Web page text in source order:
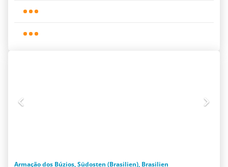
Armação dos Búzios, Südosten (Brasilien), Brasilien